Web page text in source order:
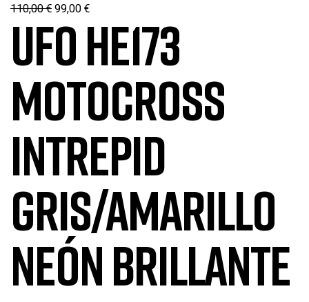
110,00€99,00€
UFO HE173
MOTOCROSS
INTREPID
GRIS/AMARILLO
NEÓN BRILLANTE